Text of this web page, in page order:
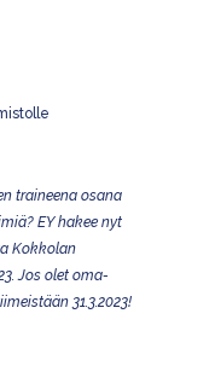
traineena osana
EY hakee nyt
Kokkolan
Jos olet oma-
31.3.2023!